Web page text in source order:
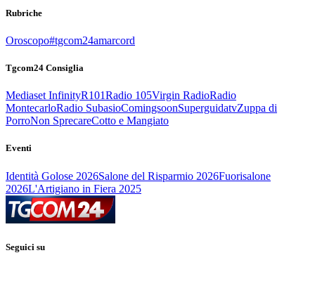
Rubriche
Oroscopo#tgcom24amarcord
Tgcom24 Consiglia
Mediaset InfinityR101Radio 105Virgin RadioRadio
MontecarloRadio SubasioComingsoonSuperguidatvZuppa di
PorroNon SprecareCotto e Mangiato
Eventi
Identità Golose 2026Salone del Risparmio 2026Fuorisalone
2026L'Artigiano in Fiera 2025
Seguici su